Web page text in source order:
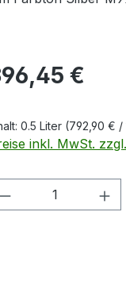
Preis:
€
0.5 Liter (792,90 € /
inkl. MwSt.